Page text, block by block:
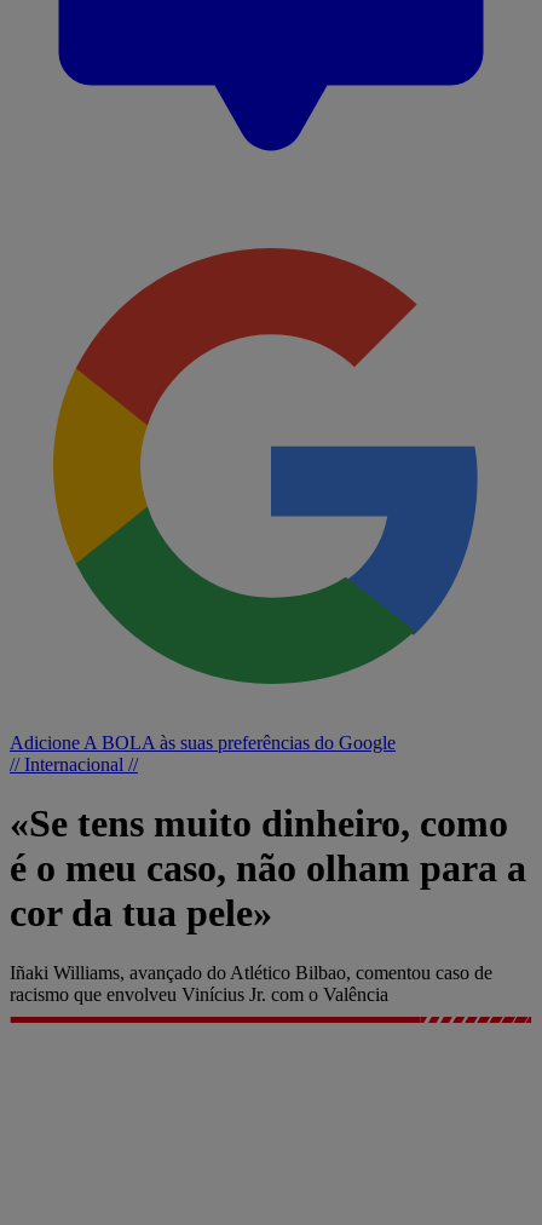
Adicione A BOLA às suas preferências do Google
// Internacional //
«Se tens muito dinheiro, como
é o meu caso, não olham para a
cor da tua pele»
Iñaki Williams, avançado do Atlético Bilbao, comentou caso de
racismo que envolveu Vinícius Jr. com o Valência